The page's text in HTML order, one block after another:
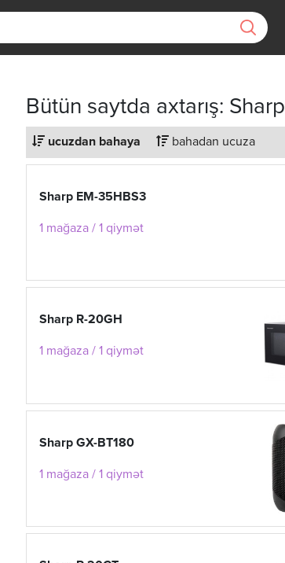
Bütün saytda axtarış: Sharp
ucuzdan bahaya bahadan ucuza
Sharp EM-35HBS3
1 mağaza / 1 qiymət
Sharp R-20GH
1 mağaza / 1 qiymət
Sharp GX-BT180
1 mağaza / 1 qiymət